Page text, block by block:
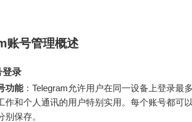
账号管理概述
登录
功能：Telegram允许用户在同一设备上登录最
作和个人通讯的用户特别实用。每个账号都可
别保存。